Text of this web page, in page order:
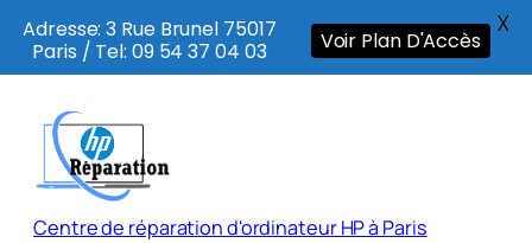
contenu
Centre de réparation d'ordinateur HP à Paris
Adresse: 3 Rue Brunel 75017
Paris / Tel: 09 54 37 04 03
Voir Plan D'Accès
X